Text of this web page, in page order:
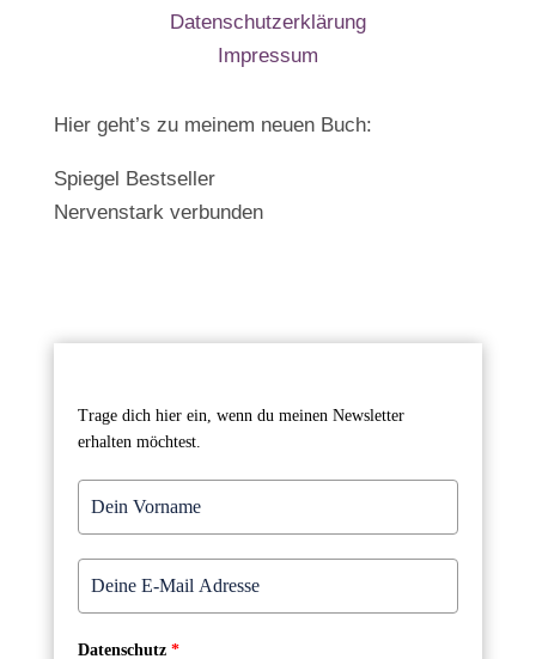
Datenschutzerklärung
Impressum
Hier geht’s zu meinem neuen Buch:
Spiegel Bestseller
Nervenstark verbunden
Trage dich hier ein, wenn du meinen Newsletter
erhalten möchtest.
Datenschutz *